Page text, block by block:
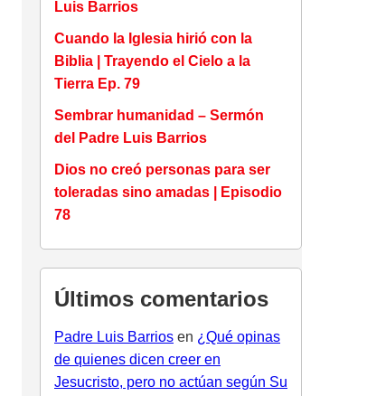
Luis Barrios
Cuando la Iglesia hirió con la
Biblia | Trayendo el Cielo a la
Tierra Ep. 79
Sembrar humanidad – Sermón
del Padre Luis Barrios
Dios no creó personas para ser
toleradas sino amadas | Episodio
78
Últimos comentarios
Padre Luis Barrios en ¿Qué opinas
de quienes dicen creer en
Jesucristo, pero no actúan según Su